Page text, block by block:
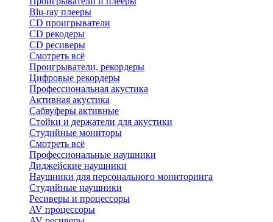
Blu-ray плееры
CD проигрыватели
CD рекодеры
CD ресиверы
Смотреть всё
Проигрыватели, рекордеры
Цифровые рекордеры
Профессиональная акустика
Активная акустика
Сабвуферы активные
Стойки и держатели для акустики
Студийные мониторы
Смотреть всё
Профессиональные наушники
Диджейские наушники
Наушники для персонального мониторинга
Студийные наушники
Ресиверы и процессоры
AV процессоры